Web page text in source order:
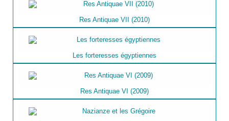
Res Antiquae VII (2010)
Les forteresses égyptiennes
Res Antiquae VI (2009)